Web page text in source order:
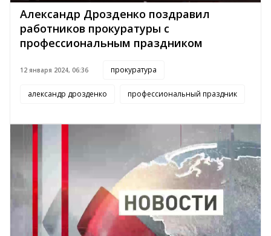
Александр Дрозденко поздравил
работников прокуратуры с
профессиональным праздником
12 января 2024, 06:36 прокуратура
александр дрозденко профессиональный праздник